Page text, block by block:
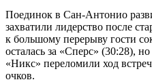
Поединок в Сан-Антонио
захватили лидерство после
к большому перерыву гости
осталась за «Сперс» (30:28),
«Никс» переломили ход
очков.